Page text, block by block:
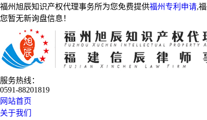
福州旭辰知识产权代理事务所为您免费提供福州专利申请,
您暂无新询盘信息！
服务热线：
0591-88201819
网站首页
关于我们